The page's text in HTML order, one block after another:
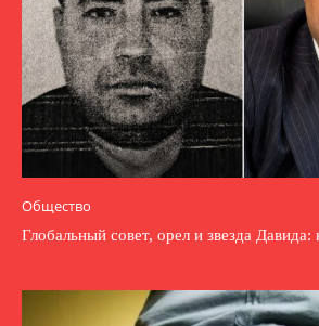
Общество
Глобальный совет, орел и звезда Давида: